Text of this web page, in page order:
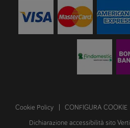
Cookie Policy CONFIGURA COOKIE
Dichiarazione accessibilità sito Verti